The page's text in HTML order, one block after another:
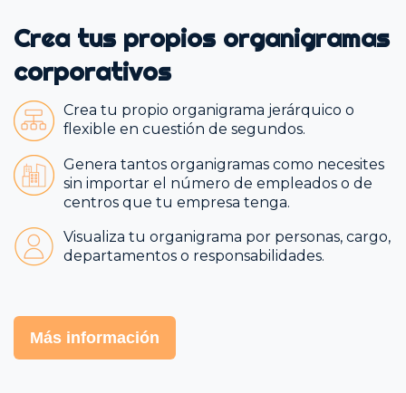
Crea tus propios organigramas
corporativos
Crea tu propio organigrama jerárquico o
flexible en cuestión de segundos.
Genera tantos organigramas como necesites
sin importar el número de empleados o de
centros que tu empresa tenga.
Visualiza tu organigrama por personas, cargo,
departamentos o responsabilidades.
Más información